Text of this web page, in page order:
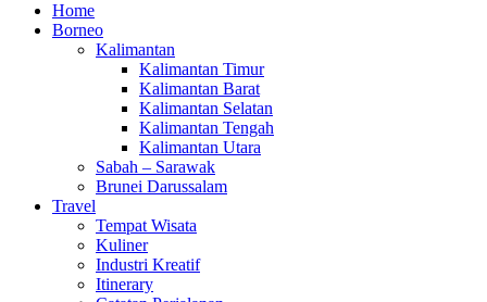
Home
Borneo
Kalimantan
Kalimantan Timur
Kalimantan Barat
Kalimantan Selatan
Kalimantan Tengah
Kalimantan Utara
Sabah – Sarawak
Brunei Darussalam
Travel
Tempat Wisata
Kuliner
Industri Kreatif
Itinerary